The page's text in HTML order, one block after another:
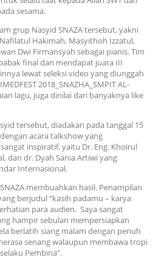
sesama.
grup Nasyid SNAZA tersebut, yakni
Hakimah, Masyithoh Izzatul,
Dwi Firmansyah sebagai pianis. Tim
final dan mendapat juara III
lewat seleksi video yang diunggah
2018_SNAZHA_SMPIT AL-
lagu, juga dinilai dari banyaknya like
tersebut, diadakan pada tanggal 15
acara talkshow yang
inspiratif, yaitu Dr. Eng. Khoirul
dan dr. Dyah Sania Artiwi yang
Internasional.
membuahkan hasil. Penampilan
berjudul “kasih padamu – karya
para audien. Saya sangat
hampir sebulan mempersiapkan
berlatih siang malam dengan penuh
senang walaupun membawa tropi
Pembina”.